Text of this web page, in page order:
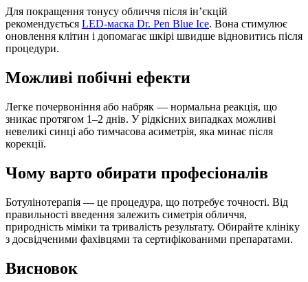
Для покращення тонусу обличчя після ін’єкцій
рекомендується LED-маска Dr. Pen Blue Ice. Вона стимулює
оновлення клітин і допомагає шкірі швидше відновитись після
процедури.
Можливі побічні ефекти
Легке почервоніння або набряк — нормальна реакція, що
зникає протягом 1–2 днів. У рідкісних випадках можливі
невеликі синці або тимчасова асиметрія, яка минає після
корекції.
Чому варто обирати професіоналів
Ботулінотерапія — це процедура, що потребує точності. Від
правильності введення залежить симетрія обличчя,
природність міміки та тривалість результату. Обирайте клініку
з досвідченими фахівцями та сертифікованими препаратами.
Висновок